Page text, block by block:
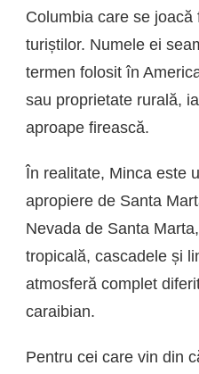
Columbia care se
turiștilor. Numele ei
termen folosit în
sau proprietate rurală,
aproape firească.
În realitate, Minca este
apropiere de Santa
Nevada de Santa
tropicală, cascadele și
atmosferă complet
caraibian.
Pentru cei care vin din